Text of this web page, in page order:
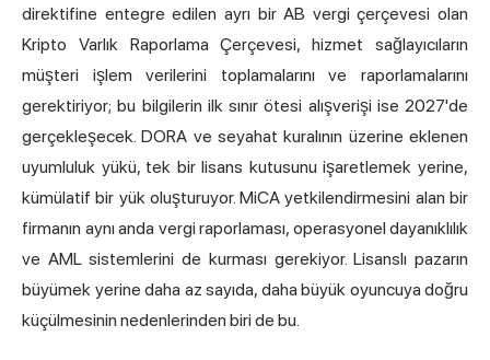
direktifine entegre edilen ayrı bir AB vergi çerçevesi olan
Kripto Varlık Raporlama Çerçevesi, hizmet sağlayıcıların
müşteri işlem verilerini toplamalarını ve raporlamalarını
gerektiriyor; bu bilgilerin ilk sınır ötesi alışverişi ise 2027'de
gerçekleşecek. DORA ve seyahat kuralının üzerine eklenen
uyumluluk yükü, tek bir lisans kutusunu işaretlemek yerine,
kümülatif bir yük oluşturuyor. MiCA yetkilendirmesini alan bir
firmanın aynı anda vergi raporlaması, operasyonel dayanıklılık
ve AML sistemlerini de kurması gerekiyor. Lisanslı pazarın
büyümek yerine daha az sayıda, daha büyük oyuncuya doğru
küçülmesinin nedenlerinden biri de bu.